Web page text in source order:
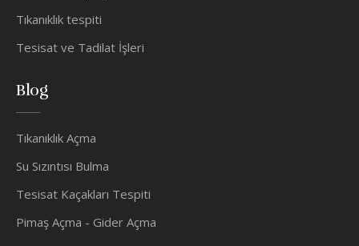
Tıkanıklık tespiti
Tesisat ve Tadilat İşleri
Blog
Tıkanıklık Açma
Su Sızıntısı Bulma
Tesisat Kaçakları Tespiti
Pimaş Açma - Gider Açma